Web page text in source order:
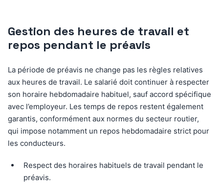
Gestion des heures de travail et
repos pendant le préavis
La période de préavis ne change pas les règles relatives
aux heures de travail. Le salarié doit continuer à respecter
son horaire hebdomadaire habituel, sauf accord spécifique
avec l’employeur. Les temps de repos restent également
garantis, conformément aux normes du secteur routier,
qui impose notamment un repos hebdomadaire strict pour
les conducteurs.
Respect des horaires habituels de travail pendant le
préavis.